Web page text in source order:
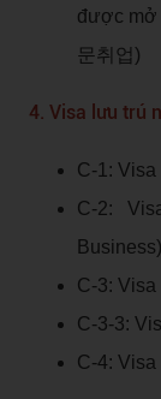
được mở
문취업)
4. Visa lưu trú
C-1: Visa
C-2:
Business)
C-3:
C-3-3:
C-4: